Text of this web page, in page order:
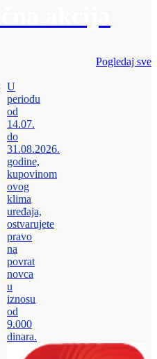
Pogledaj sve
U
periodu
od
14.07.
do
31.08.2026.
godine,
kupovinom
ovog
klima
uređaja,
ostvarujete
pravo
na
povrat
novca
u
iznosu
od
9.000
dinara.